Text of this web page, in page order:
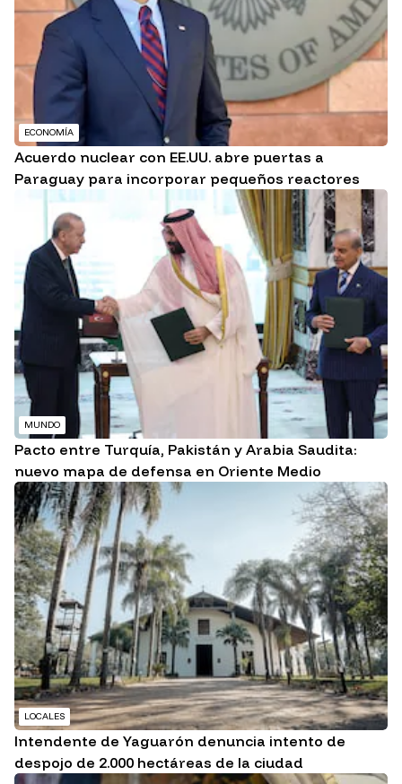
ECONOMÍA
Acuerdo nuclear con EE.UU. abre puertas a
Paraguay para incorporar pequeños reactores
MUNDO
Pacto entre Turquía, Pakistán y Arabia Saudita:
nuevo mapa de defensa en Oriente Medio
LOCALES
Intendente de Yaguarón denuncia intento de
despojo de 2.000 hectáreas de la ciudad